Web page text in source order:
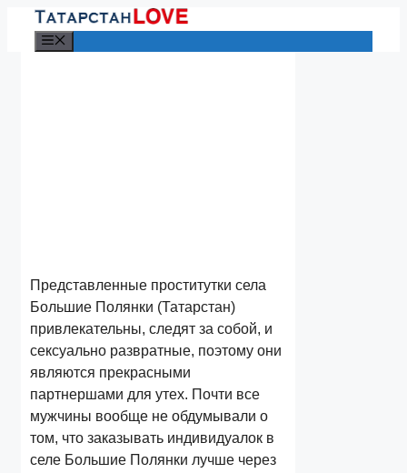
Перейти
Представленные проститутки села
Большие Полянки (Татарстан)
привлекательны, следят за собой, и
сексуально развратные, поэтому они
являются прекрасными
партнершами для утех. Почти все
мужчины вообще не обдумывали о
том, что заказывать индивидуалок в
селе Большие Полянки лучше через